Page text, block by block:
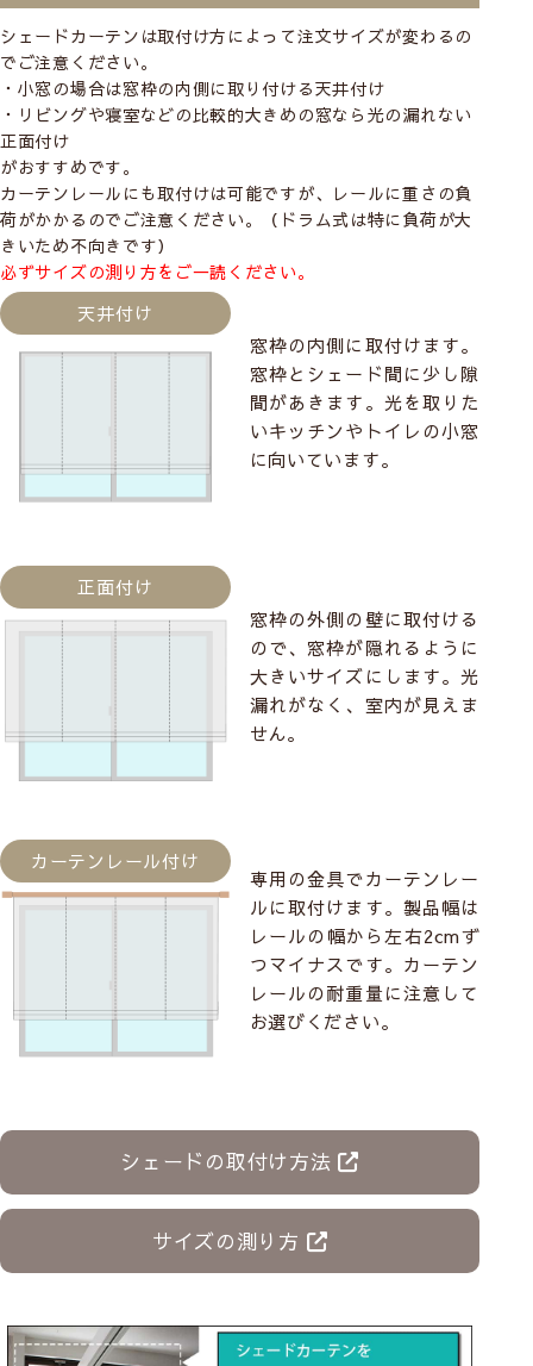
シェードカーテンは取付け方によって注文サイズが変わるの
でご注意ください。
・小窓の場合は窓枠の内側に取り付ける天井付け
・リビングや寝室などの比較的大きめの窓なら光の漏れない
正面付け
がおすすめです。
カーテンレールにも取付けは可能ですが、レールに重さの負
荷がかかるのでご注意ください。（ドラム式は特に負荷が大
きいため不向きです）
必ずサイズの測り方をご一読ください。
天井付け
窓枠の内側に取付けます。
窓枠とシェード間に少し隙
間があきます。光を取りた
いキッチンやトイレの小窓
に向いています。
正面付け
窓枠の外側の壁に取付ける
ので、窓枠が隠れるように
大きいサイズにします。光
漏れがなく、室内が見えま
せん。
カーテンレール付け
専用の金具でカーテンレー
ルに取付けます。製品幅は
レールの幅から左右2cmず
つマイナスです。カーテン
レールの耐重量に注意して
お選びください。
シェードの取付け方法
サイズの測り方